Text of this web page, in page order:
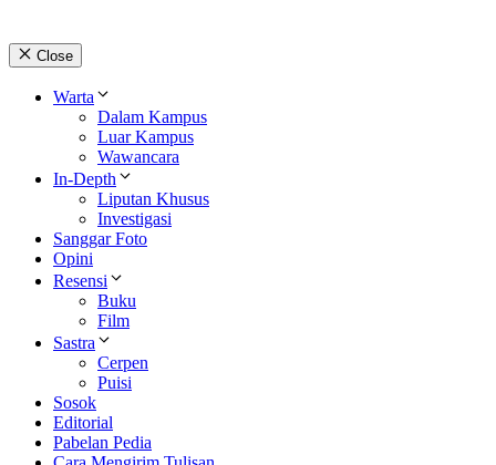
Close
Warta
Dalam Kampus
Luar Kampus
Wawancara
In-Depth
Liputan Khusus
Investigasi
Sanggar Foto
Opini
Resensi
Buku
Film
Sastra
Cerpen
Puisi
Sosok
Editorial
Pabelan Pedia